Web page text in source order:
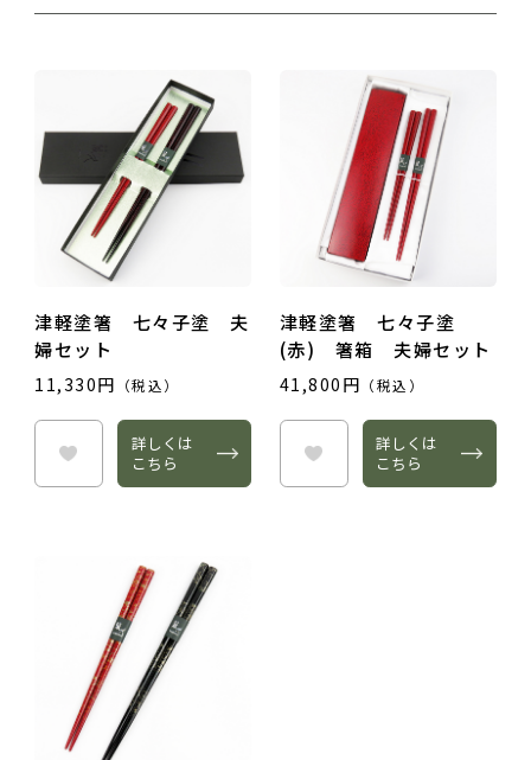
おすすめ度
タイトル
津軽塗箸 七々子塗 夫
婦セット
11,330円 （税込）
詳しくは
こちら
津軽塗箸 七々子塗
(赤) 箸箱 夫婦セット
41,800円 （税込）
詳しくは
こちら